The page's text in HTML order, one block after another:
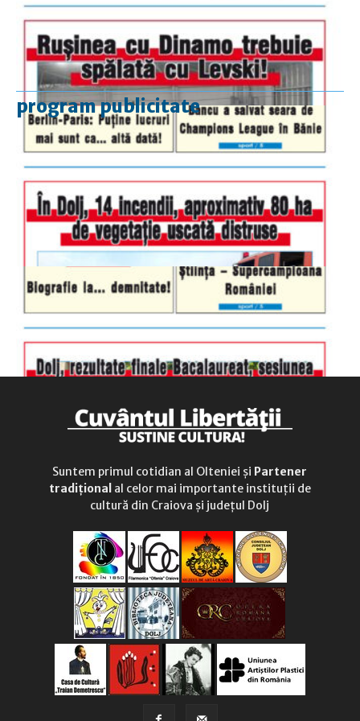
program publicitate
luni-vineri
9.00 - 17.00
duminică
9.00 - 12.00
Suntem primul cotidian al Olteniei și Partener
tradițional al celor mai importante instituții de
cultură din Craiova și județul Dolj